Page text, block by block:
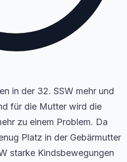
in der 32. SSW mehr und
für die Mutter wird die
zu einem Problem. Da
Platz in der Gebärmutter
starke Kindsbewegungen